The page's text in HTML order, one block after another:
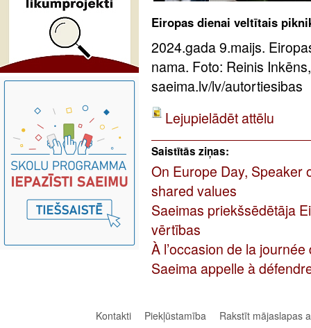
Eiropas dienai veltītais
2024.gada 9.maijs.
nama. Foto: Reinis
saeima.lv/lv/autortiesibas
Lejupielādēt attēlu
Saistītās ziņas:
On Europe Day, Speaker
shared values
Saeimas priekšsēdētāja
vērtības
À l’occasion de la
Saeima appelle à
Kontakti Piekļūstamība
Rakstīt mājaslapas